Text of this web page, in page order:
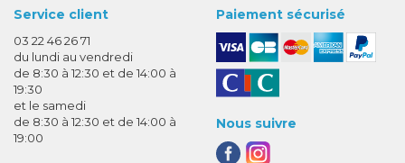
Service client
03 22 46 26 71
du lundi au vendredi
de 8:30 à 12:30 et de 14:00 à
19:30
et le samedi
de 8:30 à 12:30 et de 14:00 à
19:00
Paiement sécurisé
Nous suivre